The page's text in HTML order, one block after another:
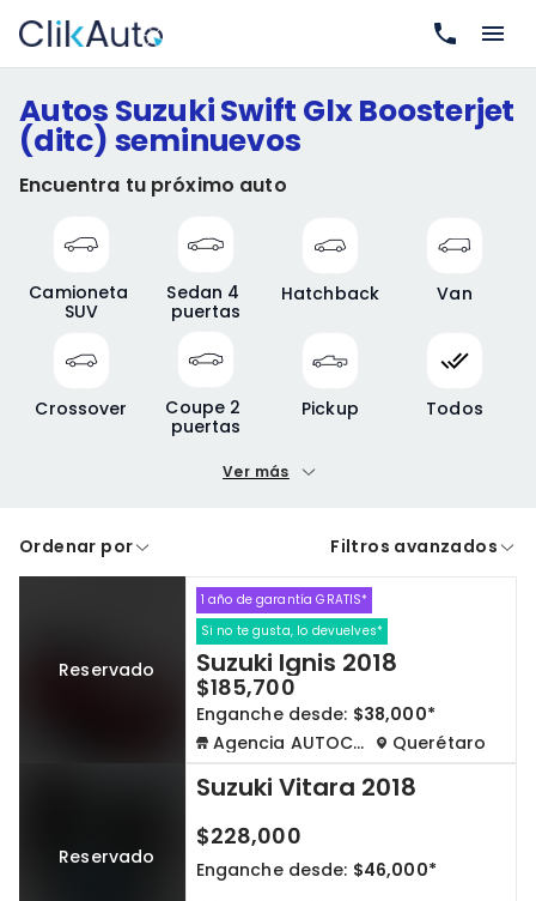
Autos Suzuki Swift Glx Boosterjet
(ditc) seminuevos
Encuentra tu próximo auto
Camioneta
SUV
Sedan 4
puertas
Hatchback Van
Crossover
Coupe 2
puertas
Pickup Todos
Precio máximo
A crédito De contado
Cdmx y Edo Mex Querétaro
Con garantía
Ver autos
Ver más
Ordenar por Filtros avanzados
Reservado
1 año de garantía GRATIS*
Si no te gusta, lo devuelves*
Suzuki Ignis 2018
$185,700
Enganche desde: $38,000*
Agencia AUTOCOM
Querétaro
Reservado
Suzuki Vitara 2018
$228,000
Enganche desde: $46,000*